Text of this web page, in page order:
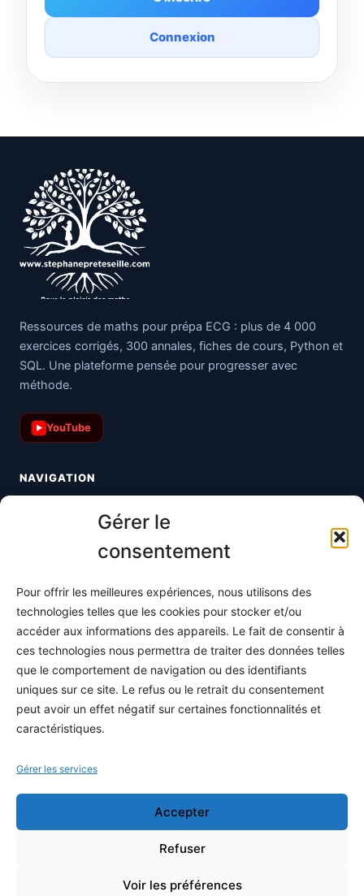
Gérer le
consentement
Pour offrir les meilleures expériences, nous utilisons des
technologies telles que les cookies pour stocker et/ou
accéder aux informations des appareils. Le fait de consentir à
ces technologies nous permettra de traiter des données telles
que le comportement de navigation ou des identifiants
uniques sur ce site. Le refus ou le retrait du consentement
peut avoir un effet négatif sur certaines fonctionnalités et
caractéristiques.
Gérer les services
Accepter
Refuser
Voir les préférences
Connexion
Ressources de maths pour prépa ECG : plus de 4 000
exercices corrigés, 300 annales, fiches de cours, Python et
SQL. Une plateforme pensée pour progresser avec
méthode.
▶ YouTube
NAVIGATION
Toutes les maths
S'abonner
À propos
Contact / Support
Mes publications
INFORMATIONS LÉGALES
Conditions générales de vente